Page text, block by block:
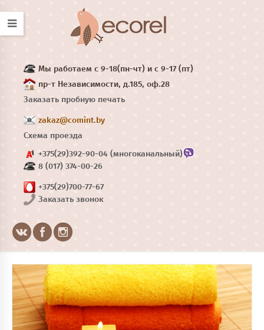
Мы работаем с 9-18(пн-чт) и с 9-17 (пт)
пр-т Независимости, д.185, оф.28
Заказать пробную печать
zakaz@comint.by
Схема проезда
+375(29)392-90-04 (многоканальный)
8 (017) 374-00-26
+375(29)700-77-67
Заказать звонок